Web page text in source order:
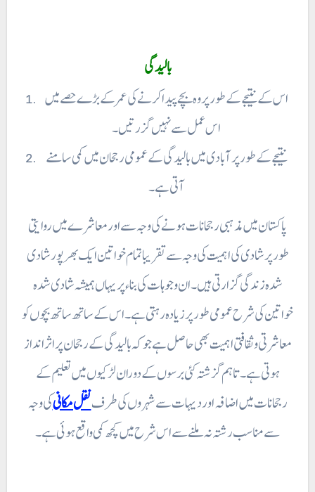
بالیدگی
اس کے نتیجے کے طور پر وہ بچے پیدا کرنے کی عمر کے بڑے حصے میں
اس عمل سے نہیں گزرتیں۔
نتیجے کے طور پر آبادی میں بالیدگی کے عمومی رجحان میں کمی سامنے
آتی ہے۔
پاکستان میں مذہبی رجحانات ہونے کی وجہ سے اور معاشرے میں روایتی
طور پر شادی کی اہمیت کی وجہ سے تقریبا تمام خواتین ایک بھر پور شادی
شدہ زندگی گزارتی ہیں۔ ان وجوہات کی بناء پر یہاں ہمیشہ شادی شدہ
خواتین کی شرح عمومی طور پر زیادہ رہتی ہے۔ اس کے ساتھ ساتھ بچوں کو
معاشرتی و ثقافتی اہمیت بھی حاصل ہے جو کہ بالیدگی کے رجحان پر اثر انداز
ہوتی ہے۔ تاہم گزشتہ کئی برسوں کے دوران لڑکیوں میں تعلیم کے
رجحانات میں اضافہ اور دیہات سے شہروں کی طرفنقل مکانیکی وجہ
سے مناسب رشتہ نہ ملنے سے اس شرح میں کچھ کمی واقع ہوئی ہے۔